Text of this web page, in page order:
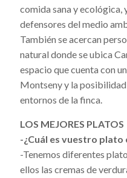
comida sana y
defensores del medio
También se acercan
natural donde se ubica
espacio que cuenta con
Montseny y la posibilidad
entornos de la finca.
LOS MEJORES PLATOS
-¿Cuál es vuestro plato
-Tenemos diferentes
ellos las cremas de